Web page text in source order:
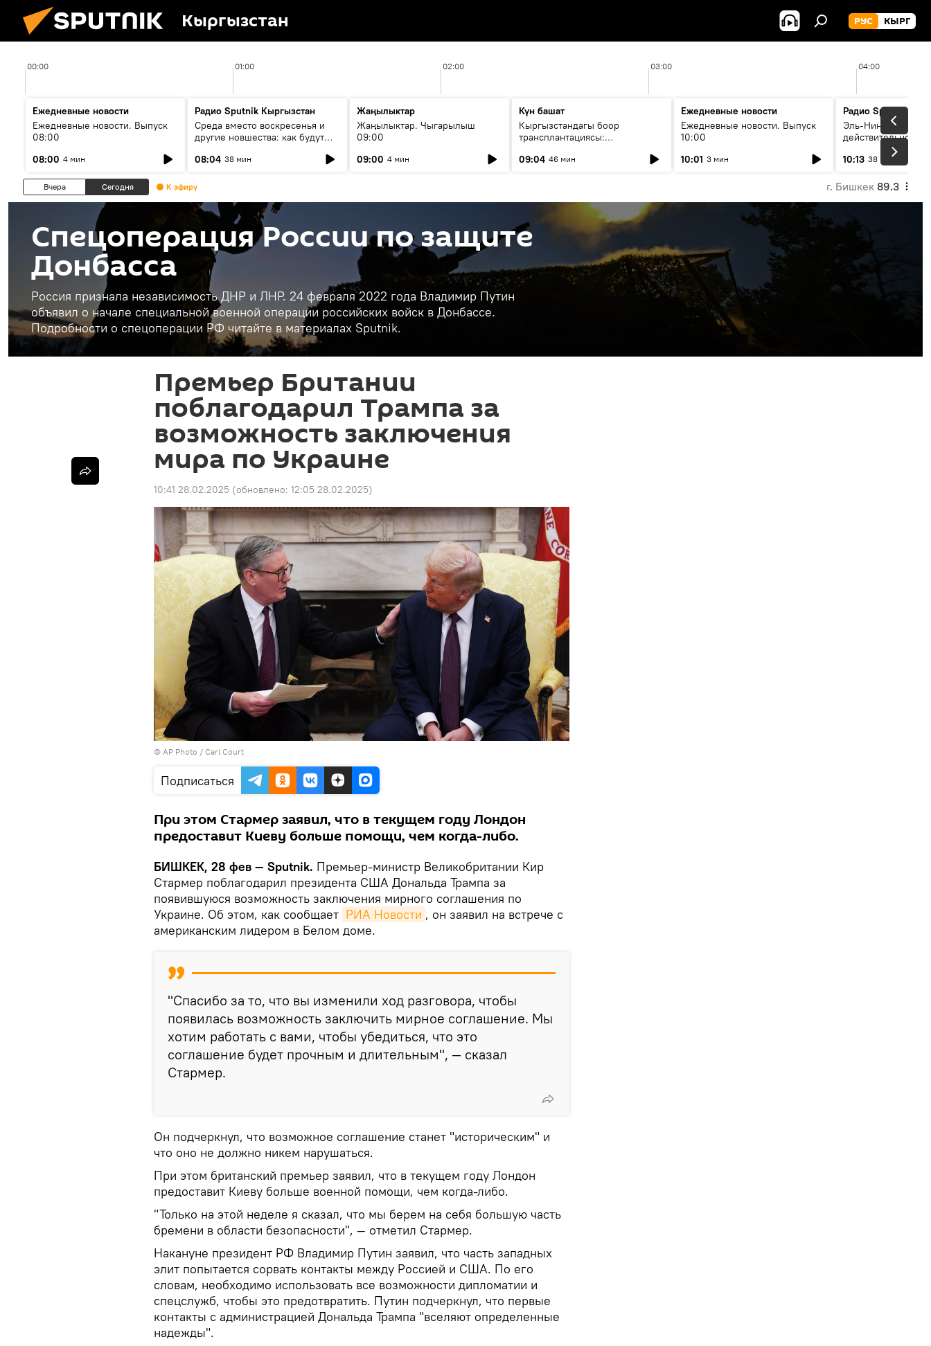
Кыргызстан РУС КЫРГ
00:00 01:00 02:00 03:00 04:00
Ежедневные новости
Ежедневные новости. Выпуск
08:00
08:00 4 мин
Радио Sputnik Кыргызстан
Среда вместо воскресенья и
другие новшества: как будут
08:04 38 мин
Жаңылыктар
Жаңылыктар. Чыгарылыш
09:00
09:00 4 мин
Күн башат
Кыргызстандагы боор
трансплантациясы:
келечеги
09:04 46 мин
Ежедневные новости
Ежедневные новости. Выпуск
10:00
10:01 3 мин
Радио Sputnik
Эль-Ниньо, жара и
действительно
погоду в
10:13 38 мин
Вчера Сегодня К эфиру г. Бишкек 89.3
Спецоперация России по защите
Донбасса
Россия признала независимость ДНР и ЛНР. 24 февраля 2022 года Владимир Путин
объявил о начале специальной военной операции российских войск в Донбассе.
Подробности о спецоперации РФ читайте в материалах Sputnik.
Премьер Британии
поблагодарил Трампа за
возможность заключения
мира по Украине
10:41 28.02.2025 (обновлено: 12:05 28.02.2025)
© AP Photo / Carl Court
Подписаться
При этом Стармер заявил, что в текущем году Лондон
предоставит Киеву больше помощи, чем когда-либо.
БИШКЕК, 28 фев — Sputnik. Премьер-министр Великобритании Кир
Стармер поблагодарил президента США Дональда Трампа за
появившуюся возможность заключения мирного соглашения по
Украине. Об этом, как сообщает РИА Новости , он заявил на встрече с
американским лидером в Белом доме.
"Спасибо за то, что вы изменили ход разговора, чтобы
появилась возможность заключить мирное соглашение. Мы
хотим работать с вами, чтобы убедиться, что это
соглашение будет прочным и длительным", — сказал
Стармер.
Он подчеркнул, что возможное соглашение станет "историческим" и
что оно не должно никем нарушаться.
При этом британский премьер заявил, что в текущем году Лондон
предоставит Киеву больше военной помощи, чем когда-либо.
"Только на этой неделе я сказал, что мы берем на себя большую часть
бремени в области безопасности", — отметил Стармер.
Накануне президент РФ Владимир Путин заявил, что часть западных
элит попытается сорвать контакты между Россией и США. По его
словам, необходимо использовать все возможности дипломатии и
спецслужб, чтобы это предотвратить. Путин подчеркнул, что первые
контакты с администрацией Дональда Трампа "вселяют определенные
надежды".